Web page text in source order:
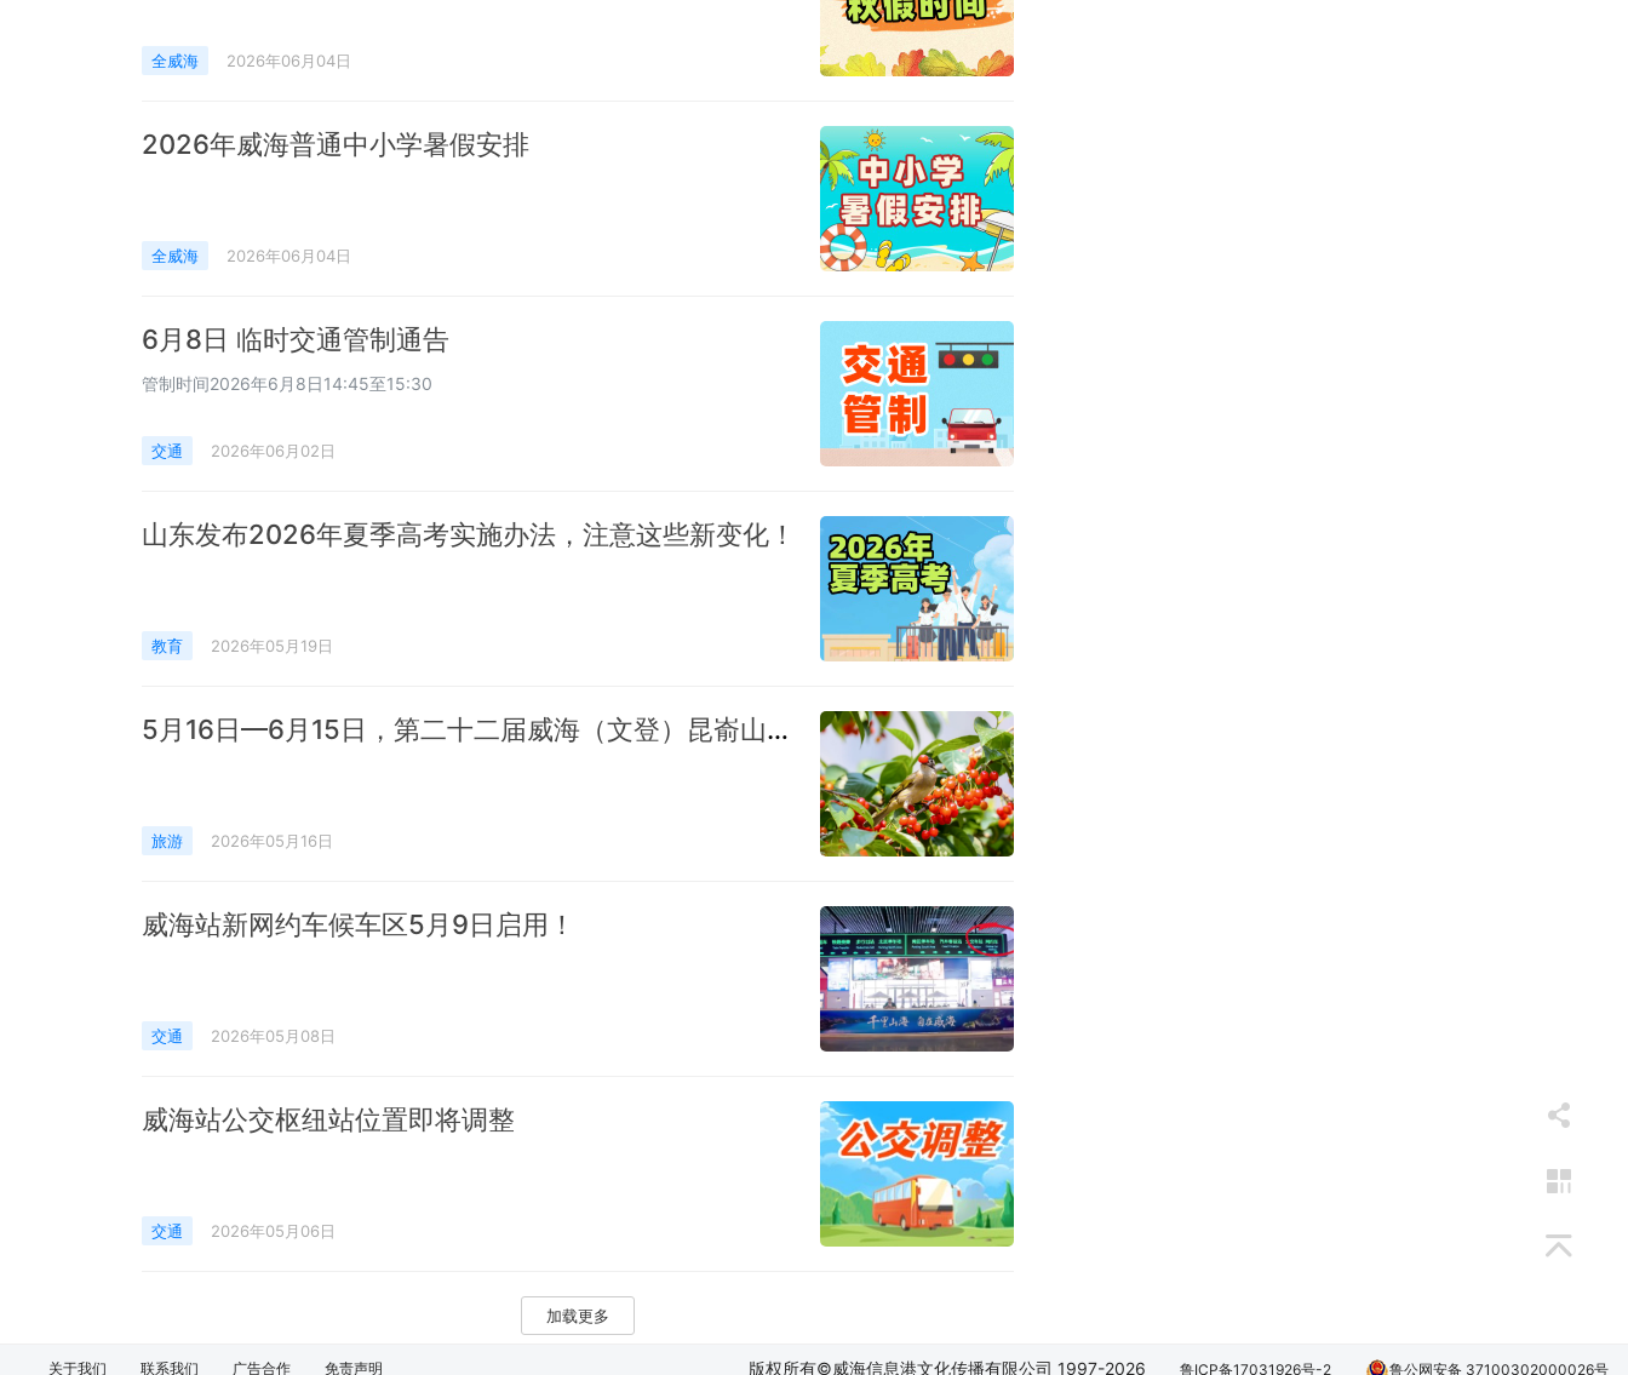
全威海 2026年06月04日
2026年威海普通中小学暑假安排
全威海 2026年06月04日
6月8日 临时交通管制通告
管制时间2026年6月8日14:45至15:30
交通 2026年06月02日
山东发布2026年夏季高考实施办法，注意这些新变化！
教育 2026年05月19日
5月16日—6月15日，第二十二届威海（文登）昆嵛山樱桃采摘季启幕
旅游 2026年05月16日
威海站新网约车候车区5月9日启用！
交通 2026年05月08日
威海站公交枢纽站位置即将调整
交通 2026年05月06日
加载更多
关于我们 联系我们 广告合作 免责声明 版权所有©威海信息港文化传播有限公司 1997-2026 鲁ICP备17031926号-2 鲁公网安备 37100302000026号